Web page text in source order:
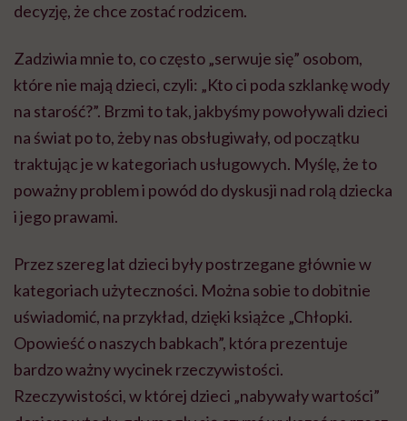
decyzję, że chce zostać rodzicem.
Zadziwia mnie to, co często „serwuje się” osobom,
które nie mają dzieci, czyli: „Kto ci poda szklankę wody
na starość?”. Brzmi to tak, jakbyśmy powoływali dzieci
na świat po to, żeby nas obsługiwały, od początku
traktując je w kategoriach usługowych. Myślę, że to
poważny problem i powód do dyskusji nad rolą dziecka
i jego prawami.
Przez szereg lat dzieci były postrzegane głównie w
kategoriach użyteczności. Można sobie to dobitnie
uświadomić, na przykład, dzięki książce „Chłopki.
Opowieść o naszych babkach”, która prezentuje
bardzo ważny wycinek rzeczywistości.
Rzeczywistości, w której dzieci „nabywały wartości”